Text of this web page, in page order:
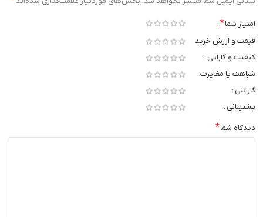
امتیاز شما*
قیمت و ارزش خرید
کیفیت و کارایی
شباهت یا مغایرت
گارانتی
پشتیبانی
دیدگاه شما*